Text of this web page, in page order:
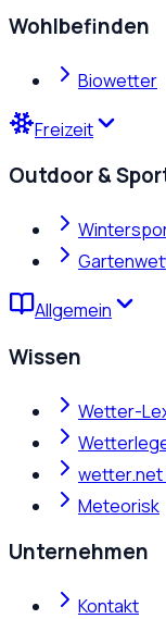
Wohlbefinden
Biowetter
Freizeit
Outdoor &
Allgemein
Wissen
Wetter-
wetter.net
Meteorisk
Unternehmen
Kontakt